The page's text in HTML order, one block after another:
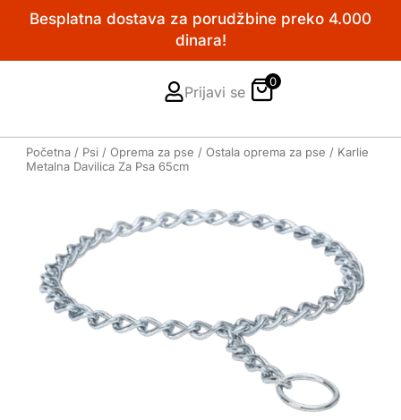
PređiBesplatna dostava za porudžbine preko 4.000
dinara!
Prijavi se
0
Početna / Psi /Oprema za pse /Ostala oprema za pse / Karlie
Metalna Davilica Za Psa 65cm